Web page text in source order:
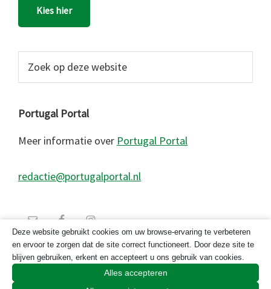
Kies hier
website
Portugal Portal
Meer informatie over Portugal Portal
redactie@portugalportal.nl
Deze website gebruikt cookies om uw browse-ervaring te verbeteren
en ervoor te zorgen dat de site correct functioneert. Door deze site te
blijven gebruiken, erkent en accepteert u ons gebruik van cookies.
Alles accepteren